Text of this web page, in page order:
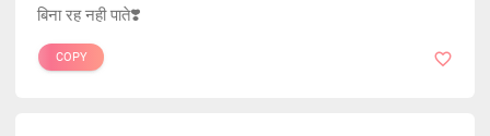
बिना रह नही पाते❣️
COPY